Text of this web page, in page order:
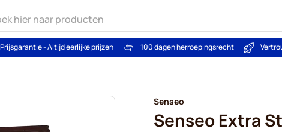
Prijsgarantie - Altijd eerlijke prijzen 100 dagen herroepingsrecht
Senseo
Senseo Extra